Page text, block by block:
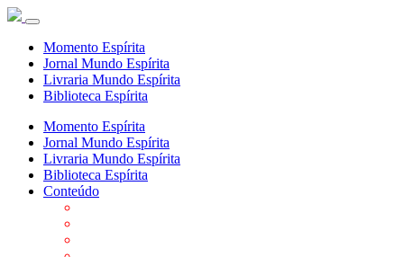
Momento Espírita
Jornal Mundo Espírita
Livraria Mundo Espírita
Biblioteca Espírita
Momento Espírita
Jornal Mundo Espírita
Livraria Mundo Espírita
Biblioteca Espírita
Conteúdo